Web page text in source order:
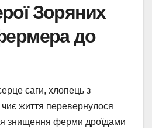
Зоряних
до
саги, хлопець з
чиє життя перевернулося
знищення ферми дроїдами